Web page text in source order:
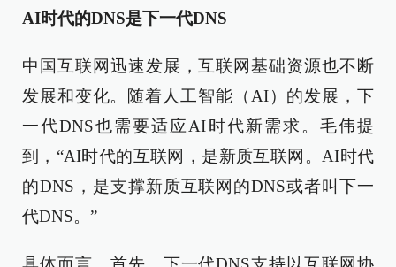
AI时代的DNS是下一代DNS
中国互联网迅速发展，互联网基础资源也不断
发展和变化。随着人工智能（AI）的发展，下
一代DNS也需要适应AI时代新需求。毛伟提
到，“AI时代的互联网，是新质互联网。AI时代
的DNS，是支撑新质互联网的DNS或者叫下一
代DNS。”